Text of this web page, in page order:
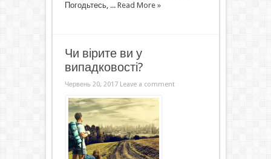
Погодьтесь, ... Read More »
Чи вірите ви у
випадковості?
Червень 20, 2017 Leave a comment